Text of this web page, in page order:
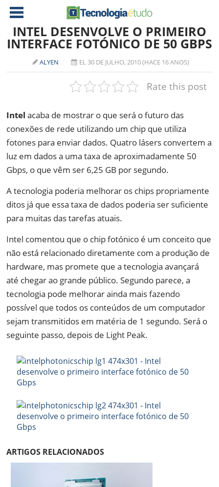
AMD
ATI
NVIDIA
SOFTWARE
NOTEBOOKS
TABLETS
IOS
NOKIA
JOGOS
DOWNLOADS
ANÁLISE
INTEL DESENVOLVE O PRIMEIRO
INTERFACE FOTÓNICO DE 50 GBPS
ALYEN EL 30 DE JULHO, 2010 (HACE 16 ANOS)
Rate this post
Intel acaba de mostrar o que será o futuro das
conexões de rede utilizando um chip que utiliza
fotones para enviar dados. Quatro lásers convertem a
luz em dados a uma taxa de aproximadamente 50
Gbps, o que vêm ser 6,25 GB por segundo.
A tecnologia poderia melhorar os chips propriamente
ditos já que essa taxa de dados poderia ser suficiente
para muitas das tarefas atuais.
Intel comentou que o chip fotónico é um conceito que
não está relacionado diretamente com a produção de
hardware, mas promete que a tecnologia avançará
até chegar ao grande público. Segundo parece, a
tecnologia pode melhorar ainda mais fazendo
possível que todos os conteúdos de um computador
sejam transmitidos em matéria de 1 segundo. Será o
seguinte passo, depois de Light Peak.
ARTIGOS RELACIONADOS